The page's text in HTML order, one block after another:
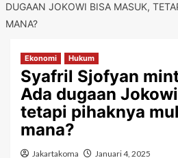
DUGAAN JOKOWI BISA MASUK,
MANA?
Ekonomi Hukum
Syafril Sjofyan
Ada dugaan
tetapi pihaknya
mana?
Jakartakoma Januari 4, 2025